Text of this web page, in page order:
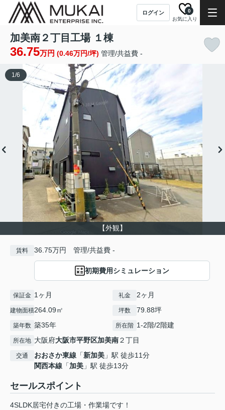
ログイン
お気に入り
0
加美南２丁目工場 １棟
36.75万円 (0.46万円/坪) 管理/共益費 -
【外観】
1/6
賃料 36.75万円 管理/共益費 -
初期費用シミュレーション
保証金 1ヶ月 礼金 2ヶ月
建物面積264.09㎡ 坪数 79.88坪
築年数 築35年 所在階 1-2階/2階建
所在地 大阪府大阪市平野区加美南２丁目
交通 おおさか東線 「新加美 」駅 徒歩11分
関西本線 「加美 」駅 徒歩13分
セールスポイント
4SLDK居宅付きの工場・作業場です！